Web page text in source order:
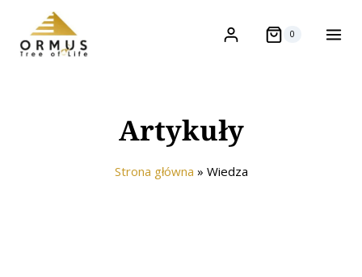
0
Artykuły
Strona główna » Wiedza